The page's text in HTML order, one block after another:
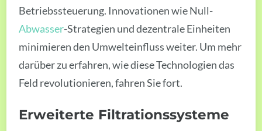
Betriebssteuerung. Innovationen wie Null-
Abwasser-Strategien und dezentrale Einheiten
minimieren den Umwelteinfluss weiter. Um mehr
darüber zu erfahren, wie diese Technologien das
Feld revolutionieren, fahren Sie fort.
Erweiterte Filtrationssysteme